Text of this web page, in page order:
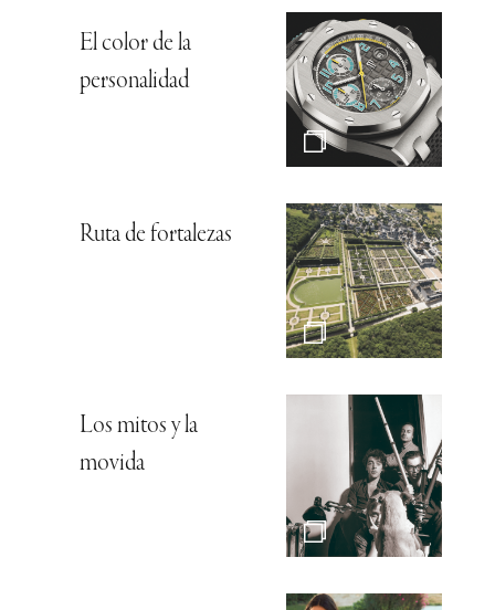
El color de la
personalidad
Ruta de fortalezas
Los mitos y la
movida